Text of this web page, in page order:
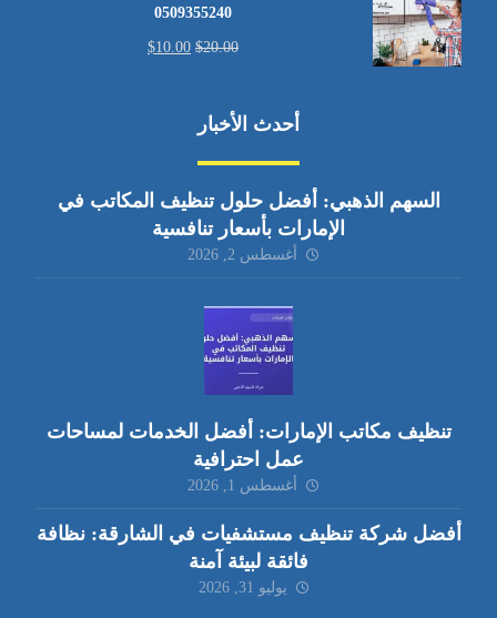
0509355240
$20.00
$10.00
أحدث الأخبار
السهم الذهبي: أفضل حلول تنظيف المكاتب في
الإمارات بأسعار تنافسية
أغسطس 2, 2026
تنظيف مكاتب الإمارات: أفضل الخدمات لمساحات
عمل احترافية
أغسطس 1, 2026
أفضل شركة تنظيف مستشفيات في الشارقة: نظافة
فائقة لبيئة آمنة
يوليو 31, 2026